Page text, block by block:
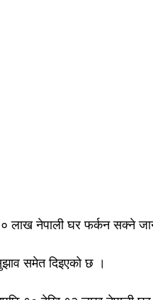
लाख नेपाली घर फर्कन सक्ने
समेत दिइएको छ ।